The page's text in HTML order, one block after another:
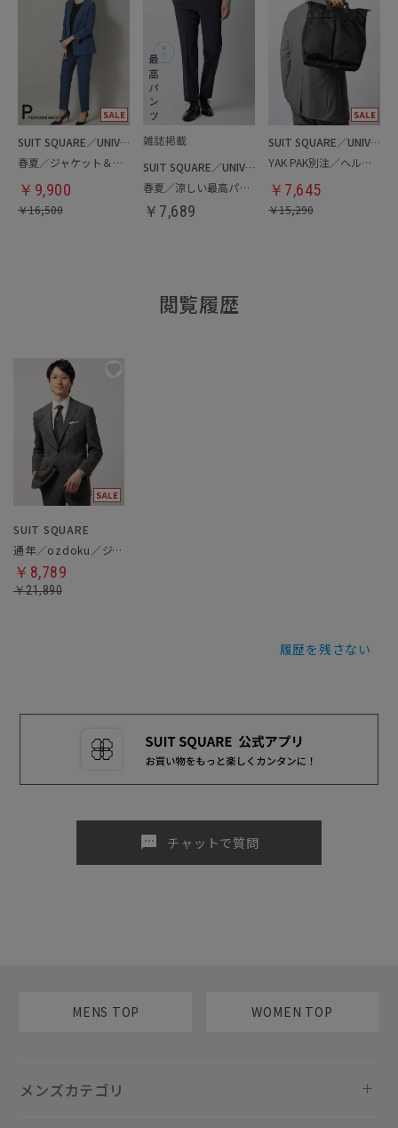
SUIT SQUARE／UNIVERSAL LANGUAGE／WHITE
春夏／ジャケット＆パンツセットアップ／洗濯ネット付き
￥ 9,900
￥16,500
SUIT SQUARE／UNIVERSAL LANGUAGE
春夏／涼しい最高パンツ
￥ 7,689
SUIT SQUARE／UNIVERSAL LANGUAGE
YAK PAK別注／ヘルメットバッグ
￥ 7,645
￥15,290
閲覧履歴
SUIT SQUARE
通年／ozdoku／ジャケット
￥8,789
￥21,890
履歴を残さない
sms チャットで質問
MENS TOP WOMEN TOP
メンズカテゴリ